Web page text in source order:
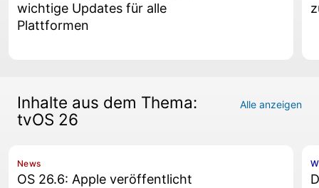
wichtige Updates für alle
Plattformen
Inhalte aus dem Thema:
tvOS 26
Alle anzeigen
News
OS 26.6: Apple veröffentlicht